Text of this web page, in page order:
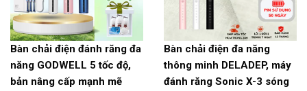
Bàn chải điện đánh răng đa
năng GODWELL 5 tốc độ,
bản nâng cấp mạnh mẽ
Bàn chải điện đa năng
thông minh DELADEP, máy
đánh răng Sonic X-3 sóng